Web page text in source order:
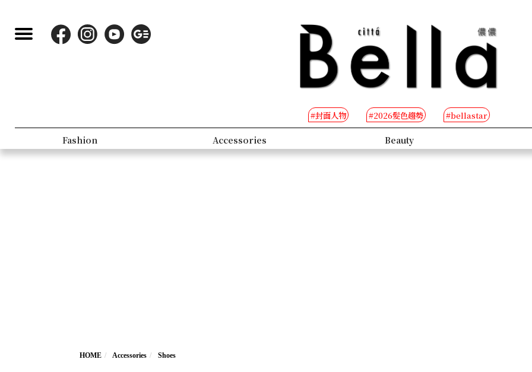
#封面人物 #2026髮色趨勢 #bellastar
Fashion Accessories Beauty
HOME Accessories Shoes